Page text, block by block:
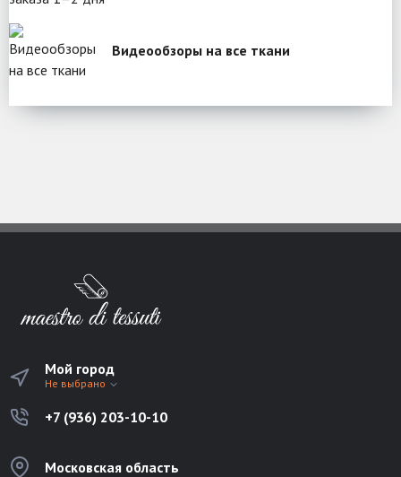
Видеообзоры на все ткани
Мой город
Не выбрано
+7 (936) 203-10-10
Московская область